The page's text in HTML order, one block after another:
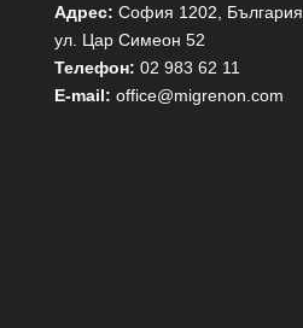
Адрес: София 1202, България,
ул. Цар Симеон 52
Телефон: 02 983 62 11
E-mail: office@migrenon.com